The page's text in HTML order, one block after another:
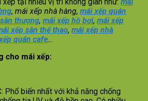
, mái xếp nhà hàng, mái xếp quán
thượng, mái xếp hồ bơi, mái xếp
xếp sân thể thao, mái xếp nhà
quán cafe…
cho mái xếp:
Phổ biến nhất với khả năng chống